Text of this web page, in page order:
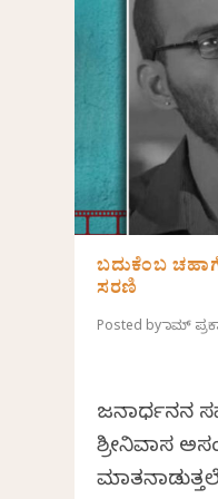
ಬದುಕೆಂಬ
ಸರಣಿ
Posted byರಾಮ್
ಜನಾರ್ಧನನ
ಶ್ರೀನಿವಾಸ